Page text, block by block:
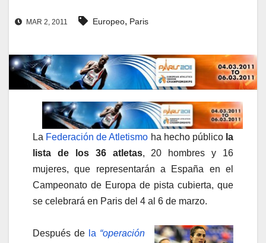
MAR 2, 2011 Europeo, Paris
La Federación de Atletismo ha hecho público la
lista de los 36 atletas, 20 hombres y 16
mujeres, que representarán a España en el
Campeonato de Europa de pista cubierta, que
se celebrará en Paris del 4 al 6 de marzo.
Después de la “operación